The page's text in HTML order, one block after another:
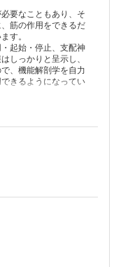
要なこともあり、そ
筋の作用をできるだ
す。
起始・停止、支配神
しっかりと呈示し、
、機能解剖学を自力
きるようになってい